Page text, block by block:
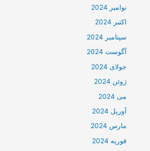
نوامبر 2024
اکتبر 2024
سپتامبر 2024
آگوست 2024
جولای 2024
ژوئن 2024
می 2024
آوریل 2024
مارس 2024
فوریه 2024